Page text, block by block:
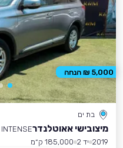
בת ים
מיצובישי אאוטלנדרINTENSE
2019 יד 2
185,000 ק״מ
5,000 ₪ הנחה